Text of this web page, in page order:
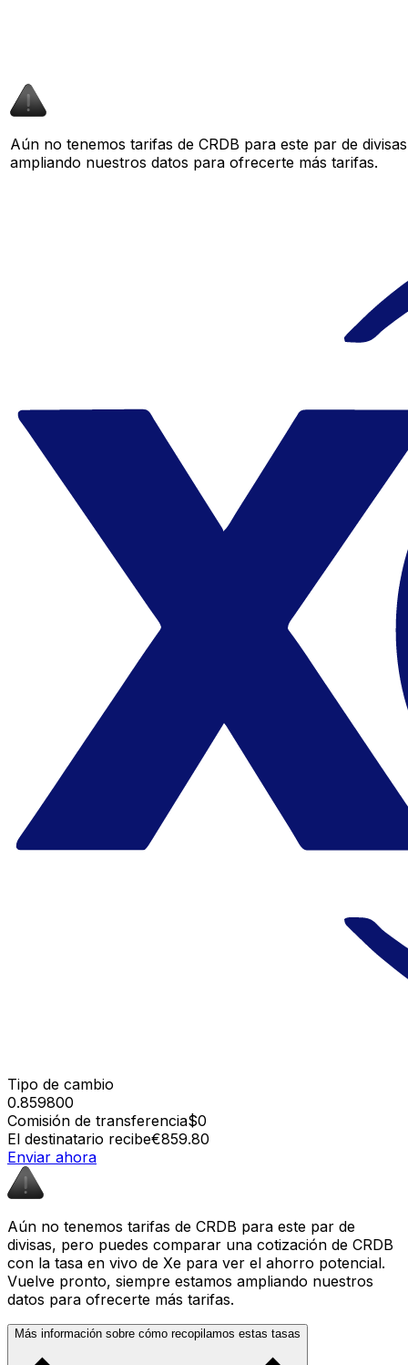
Aún no tenemos tarifas de CRDB para este par de
ampliando nuestros datos para ofrecerte más tarifas.
Tipo de cambio
0.859800
Comisión de transferencia$0
El destinatario recibe€859.80
Enviar ahora
Aún no tenemos tarifas de CRDB para este par de
divisas, pero puedes comparar una cotización de CRDB
con la tasa en vivo de Xe para ver el ahorro potencial.
Vuelve pronto, siempre estamos ampliando nuestros
datos para ofrecerte más tarifas.
Más información sobre cómo recopilamos estas tasas